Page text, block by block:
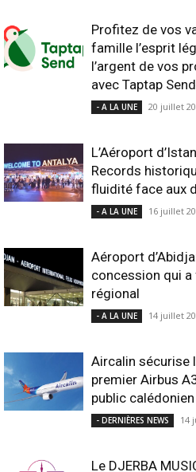
Profitez de vos
famille l’esprit
l’argent de vos
avec Taptap Send
- A LA UNE 20 juillet
L’Aéroport
Records
fluidité face aux
- A LA UNE 16 juillet
Aéroport
concession qui
régional
- A LA UNE 14 juillet
Aircalin sécurise
premier Airbus
public calédonien
- DERNIÈRES NEWS 14
Le DJERBA